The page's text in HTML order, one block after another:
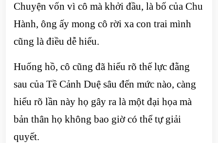
Chuyện vốn vì cô mà khởi đầu, là bố của Chu
Hành, ông ấy mong cô rời xa con trai mình
cũng là điều dễ hiểu.
Huống hồ, cô cũng đã hiểu rõ thế lực đằng
sau của Tề Cảnh Duệ sâu đến mức nào, càng
hiểu rõ lần này họ gây ra là một đại họa mà
bản thân họ không bao giờ có thể tự giải
quyết.